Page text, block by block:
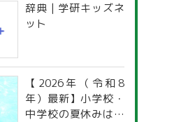
辞典 | 学研キッズネ
ット
【2026年（令和8
年）最新】小学校・
中学校の夏休みはい